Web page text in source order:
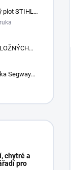
plot STIHL
Segway
chytré a
pro